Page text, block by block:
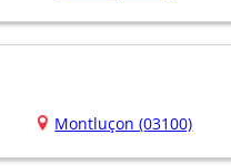
Montluçon (03100)